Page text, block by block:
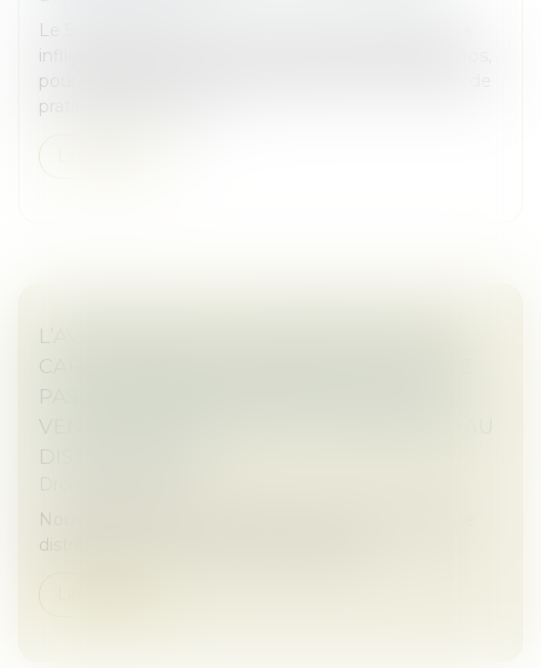
Le 5 septembre 2025, la Commission européenne a
infligé à Google une amende de 2,95 milliards d’euros,
pour infraction aux règles européennes en matière de
pratiques anticoncurr...
L’AVANTAGE SANS CONTREPARTIE N’EST
CARACTÉRISÉ QUE LORSQU’IL NE RELÈVE
PAS DES OBLIGATIONS D'ACHAT ET DE
VENTE CONSENTI PAR LE FOURNISSEUR AU
DISTRIBUTEUR !
Nouvel arrêt important dans le secteur de la grande
distribution où la concurrence fait rage...